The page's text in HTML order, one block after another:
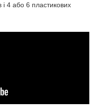
4 або 6 пластикових